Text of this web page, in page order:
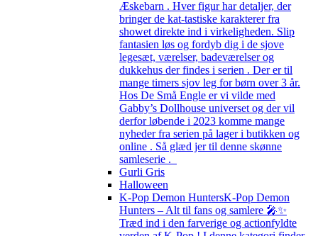
Æskebarn . Hver figur har detaljer, der
bringer de kat-tastiske karakterer fra
showet direkte ind i virkeligheden. Slip
fantasien løs og fordyb dig i de sjove
legesæt, værelser, badeværelser og
dukkehus der findes i serien . Der er til
mange timers sjov leg for børn over 3 år.
Hos De Små Engle er vi vilde med
Gabby’s Dollhouse universet og der vil
derfor løbende i 2023 komme mange
nyheder fra serien på lager i butikken og
online . Så glæd jer til denne skønne
samleserie .
Gurli Gris
Halloween
K-Pop Demon HuntersK-Pop Demon
Hunters – Alt til fans og samlere 🎤✨
Træd ind i den farverige og actionfyldte